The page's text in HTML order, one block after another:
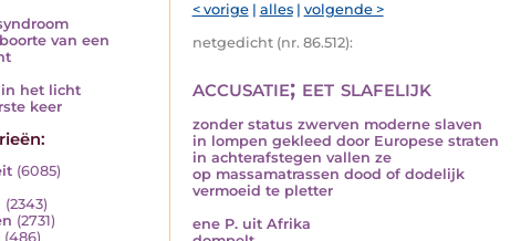
van een
in het licht
keer
(6085)
(2343)
(2731)
(486)
< vorige| alles| volgende >
netgedicht (nr. 86.512):
accusatie; eet slafelijk
zonder status zwerven moderne slaven
in lompen gekleed door Europese straten
in achterafstegen vallen ze
op massamatrassen dood of dodelijk
vermoeid te pletter
ene P. uit Afrika